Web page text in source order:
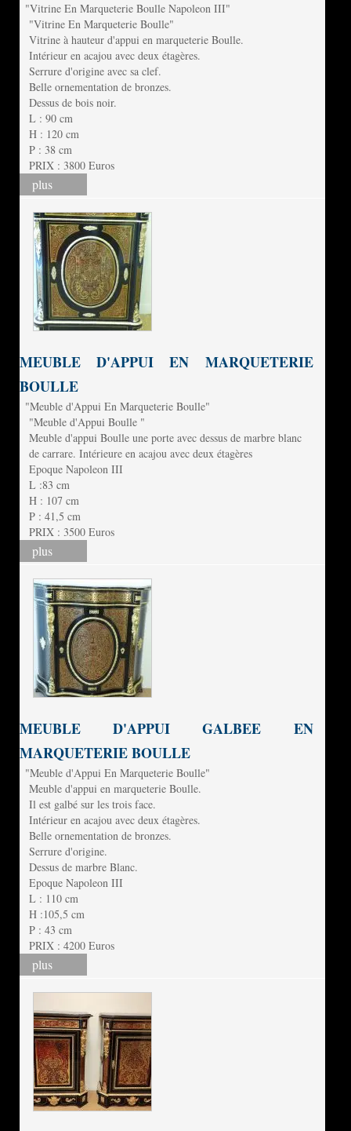
"Vitrine En Marqueterie Boulle Napoleon III"
"Vitrine En Marqueterie Boulle"
Vitrine à hauteur d'appui en marqueterie Boulle.
Intérieur en acajou avec deux étagères.
Serrure d'origine avec sa clef.
Belle ornementation de bronzes.
Dessus de bois noir.
L : 90 cm
H : 120 cm
P : 38 cm
PRIX : 3800 Euros
plus
MEUBLE D'APPUI EN MARQUETERIE
BOULLE
"Meuble d'Appui En Marqueterie Boulle"
"Meuble d'Appui Boulle "
Meuble d'appui Boulle une porte avec dessus de marbre blanc
de carrare. Intérieure en acajou avec deux étagères
Epoque Napoleon III
L :83 cm
H : 107 cm
P : 41,5 cm
PRIX : 3500 Euros
plus
MEUBLE D'APPUI GALBEE EN
MARQUETERIE BOULLE
"Meuble d'Appui En Marqueterie Boulle"
Meuble d'appui en marqueterie Boulle.
Il est galbé sur les trois face.
Intérieur en acajou avec deux étagères.
Belle ornementation de bronzes.
Serrure d'origine.
Dessus de marbre Blanc.
Epoque Napoleon III
L : 110 cm
H :105,5 cm
P : 43 cm
PRIX : 4200 Euros
plus